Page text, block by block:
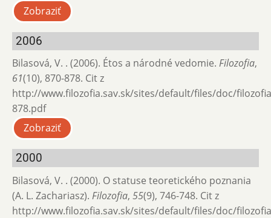
Zobraziť
2006
Bilasová, V. . (2006). Étos a národné vedomie. Filozofia,
61(10), 870-878. Cit z
http://www.filozofia.sav.sk/sites/default/files/doc/
878.pdf
Zobraziť
2000
Bilasová, V. . (2000). O statuse teoretického poznania
(A. L. Zachariasz). Filozofia, 55(9), 746-748. Cit z
http://www.filozofia.sav.sk/sites/default/files/doc/